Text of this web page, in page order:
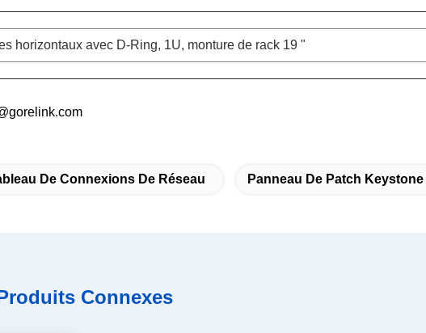
horizontaux avec D-Ring, 1U, monture de rack 19 "
De Connexions De Réseau Panneau De Patch
Connexes